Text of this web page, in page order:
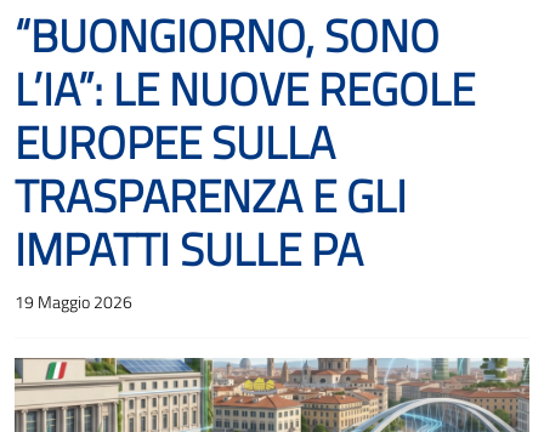
“BUONGIORNO, SONO
L’IA”: LE NUOVE REGOLE
EUROPEE SULLA
TRASPARENZA E GLI
IMPATTI SULLE PA
19 Maggio 2026